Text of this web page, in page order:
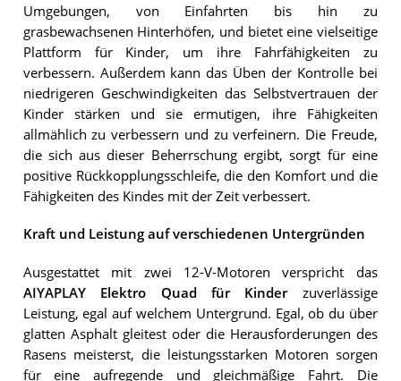
Umgebungen, von Einfahrten bis hin zu
grasbewachsenen Hinterhöfen, und bietet eine vielseitige
Plattform für Kinder, um ihre Fahrfähigkeiten zu
verbessern. Außerdem kann das Üben der Kontrolle bei
niedrigeren Geschwindigkeiten das Selbstvertrauen der
Kinder stärken und sie ermutigen, ihre Fähigkeiten
allmählich zu verbessern und zu verfeinern. Die Freude,
die sich aus dieser Beherrschung ergibt, sorgt für eine
positive Rückkopplungsschleife, die den Komfort und die
Fähigkeiten des Kindes mit der Zeit verbessert.
Kraft und Leistung auf verschiedenen Untergründen
Ausgestattet mit zwei 12-V-Motoren verspricht das
AIYAPLAY Elektro Quad für Kinderzuverlässige
Leistung, egal auf welchem Untergrund. Egal, ob du über
glatten Asphalt gleitest oder die Herausforderungen des
Rasens meisterst, die leistungsstarken Motoren sorgen
für eine aufregende und gleichmäßige Fahrt. Die